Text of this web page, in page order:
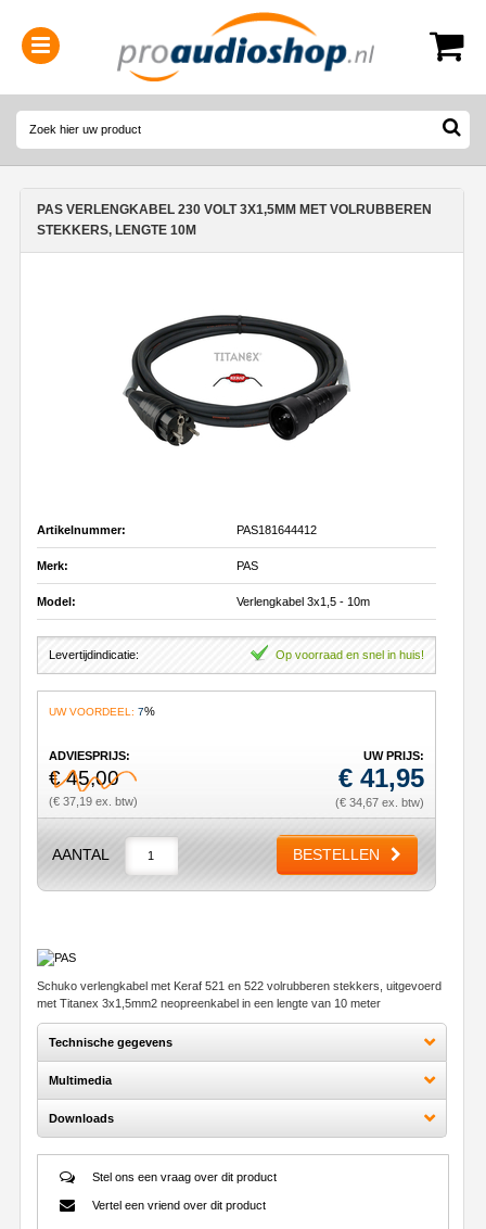
0314-364515
PAS VERLENGKABEL 230 VOLT 3X1,5MM MET VOLRUBBEREN
STEKKERS, LENGTE 10M
Artikelnummer: PAS181644412
Merk: PAS
Model: Verlengkabel 3x1,5 - 10m
Levertijdindicatie: Op voorraad en snel in huis!
UW VOORDEEL: 7%
ADVIESPRIJS:
€ 45,00
(€ 37,19 ex. btw)
UW PRIJS:
€ 41,95
(€ 34,67 ex. btw)
AANTAL BESTELLEN
Schuko verlengkabel met Keraf 521 en 522 volrubberen stekkers, uitgevoerd
met Titanex 3x1,5mm2 neopreenkabel in een lengte van 10 meter
Technische gegevens
Multimedia
Downloads
Vertel een vriend over dit product
Stel ons een vraag over dit product